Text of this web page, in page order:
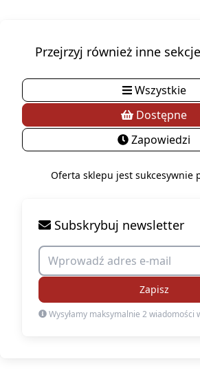
Przejrzyj również inne
Wszystkie
Dostępne
Zapowiedzi
Oferta sklepu jest sukcesywnie
Subskrybuj newsletter
Zapisz
Wysyłamy maksymalnie 2 wiadomości